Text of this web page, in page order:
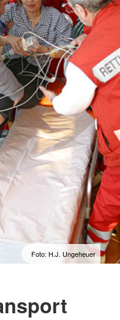
Foto: H.J. Ungeheuer